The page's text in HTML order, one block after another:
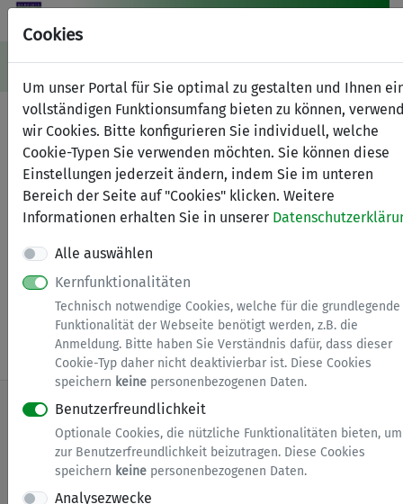
Cookies
Um unser Portal für Sie optimal zu gestalten und Ihnen
vollständigen Funktionsumfang bieten zu können,
wir Cookies. Bitte konfigurieren Sie individuell, welche
Cookie-Typen Sie verwenden möchten. Sie können diese
Einstellungen jederzeit ändern, indem Sie im unteren
Bereich der Seite auf "Cookies" klicken. Weitere
Informationen erhalten Sie in unserer
Alle auswählen
Kernfunktionalitäten
Technisch notwendige Cookies, welche für die grundlegende
Funktionalität der Webseite benötigt werden, z.B. die
Anmeldung. Bitte haben Sie Verständnis dafür, dass dieser
Cookie-Typ daher nicht deaktivierbar ist. Diese Cookies
speichern keine personenbezogenen Daten.
Benutzerfreundlichkeit
Optionale Cookies, die nützliche Funktionalitäten bieten, um
zur Benutzerfreundlichkeit beizutragen. Diese Cookies
speichern keine personenbezogenen Daten.
Analysezwecke
Navigation ein-/ausblenden
Menü
Antrag auf Ausstellung einer
Anmeldung erforderlich
Personen zur Verfügung. Bitte melden Sie sich mit
einem zentralen Nutzerkonto (
Zur Anmeldung (siehe Hinweise)
nach oben Zur Startseite Impressum
Datenschutz Barrierefreiheit Cookies